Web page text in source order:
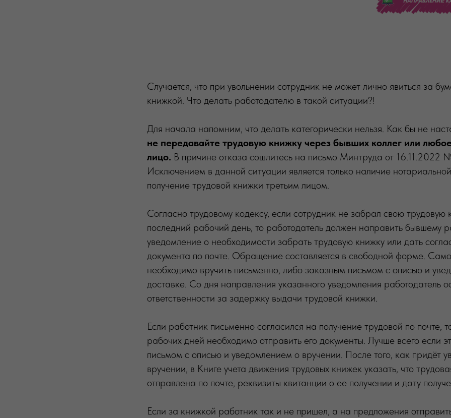
Случается, что при увольнении сотрудник не может лично явиться за
книжкой. Что делать работодателю в такой ситуации?!
Для начала напомним, что делать категорически нельзя. Как бы не
не передавайте трудовую книжку через бывших коллег или
лицо. В причине отказа сошлитесь на письмо Минтруда от
Исключением в данной ситуации является только наличие
получение трудовой книжки третьим лицом.
Согласно трудовому кодексу, если сотрудник не забрал свою трудовую
последний рабочий день, то работодатель должен направить бывшему
уведомление о необходимости забрать трудовую книжку или дать
документа по почте. Обращение составляется в свободной форме.
необходимо вручить письменно, либо заказным письмом с описью и
доставке. Со дня направления указанного уведомления работодатель
ответственности за задержку выдачи трудовой книжки.
Если работник письменно согласился на получение трудовой по почте,
рабочих дней необходимо отправить его документы. Лучше всего если
письмом с описью и уведомлением о вручении. После того, как придёт
вручении, в Книге учета движения трудовых книжек указать, что
отправлена по почте, реквизиты квитанции о ее получении и дату
Если за книжкой работник так и не пришел, а на предложения